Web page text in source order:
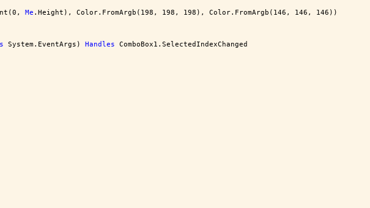
Me .Height), Color.FromArgb(198, 198, 198), Color.FromArgb(146, 146, 146))
System.EventArgs) Handles ComboBox1.SelectedIndexChanged